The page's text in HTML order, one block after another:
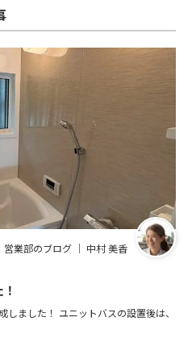
営業部のブログ ｜ 中村 美香
ました！ ユニットバスの設置後は、